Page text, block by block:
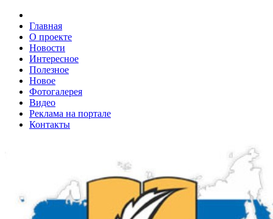
Главная
О проекте
Новости
Интересное
Полезное
Новое
Фотогалерея
Видео
Реклама на портале
Контакты